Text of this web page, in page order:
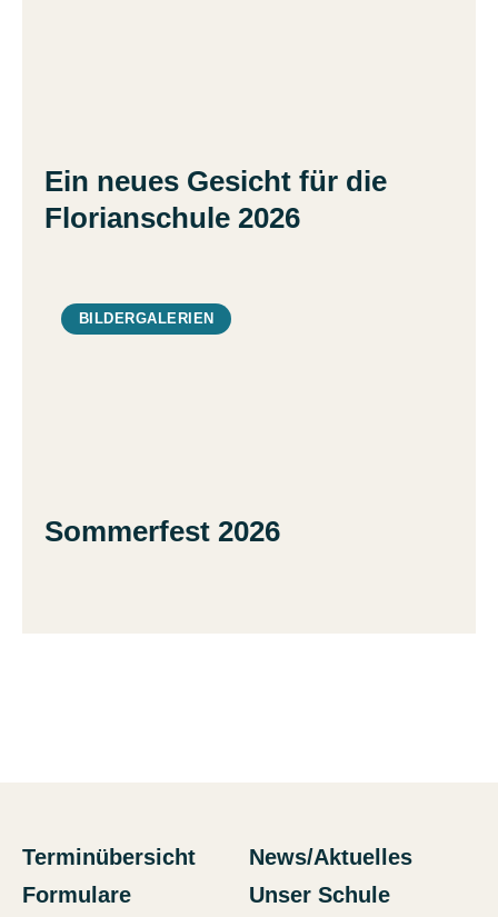
Ein neues Gesicht für die
Florianschule 2026
BILDERGALERIEN
Sommerfest 2026
Terminübersicht
Formulare
News/Aktuelles
Unser Schule